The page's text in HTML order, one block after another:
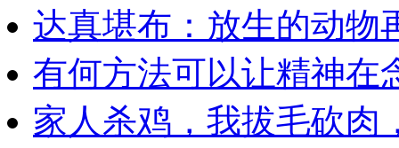
达真堪布：放生的动物
有何方法可以让精神在
家人杀鸡，我拔毛砍肉